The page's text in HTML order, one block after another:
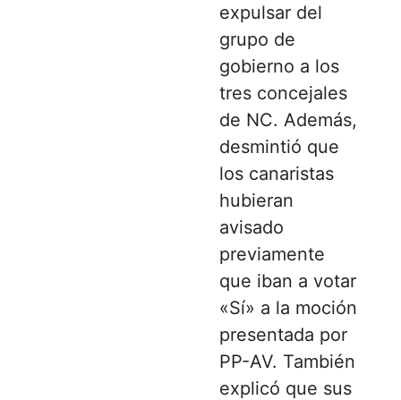
expulsar del
grupo de
gobierno a los
tres concejales
de NC. Además,
desmintió que
los canaristas
hubieran
avisado
previamente
que iban a votar
«Sí» a la moción
presentada por
PP-AV. También
explicó que sus